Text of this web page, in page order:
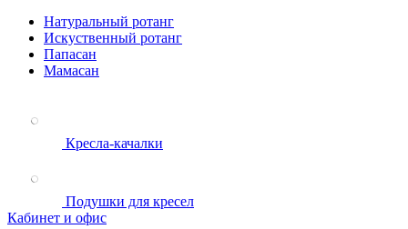
Натуральный ротанг
Искуственный ротанг
Папасан
Мамасан
Кресла-качалки
Подушки для кресел
Кабинет и офис